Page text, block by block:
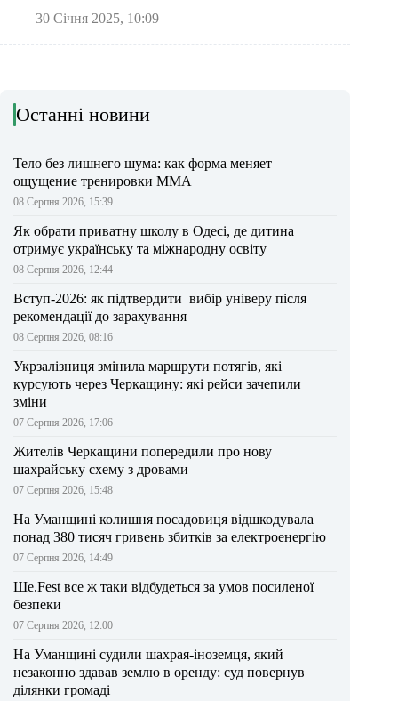
30 Січня 2025, 10:09
Останні новини
Тело без лишнего шума: как форма меняет
ощущение тренировки ММА
08 Серпня 2026, 15:39
Як обрати приватну школу в Одесі, де дитина
отримує українську та міжнародну освіту
08 Серпня 2026, 12:44
Вступ-2026: як підтвердити вибір універу після
рекомендації до зарахування
08 Серпня 2026, 08:16
Укрзалізниця змінила маршрути потягів, які
курсують через Черкащину: які рейси зачепили
зміни
07 Серпня 2026, 17:06
Жителів Черкащини попередили про нову
шахрайську схему з дровами
07 Серпня 2026, 15:48
На Уманщині колишня посадовиця відшкодувала
понад 380 тисяч гривень збитків за електроенергію
07 Серпня 2026, 14:49
Ше.Fest все ж таки відбудеться за умов посиленої
безпеки
07 Серпня 2026, 12:00
На Уманщині судили шахрая-іноземця, який
незаконно здавав землю в оренду: суд повернув
ділянки громаді